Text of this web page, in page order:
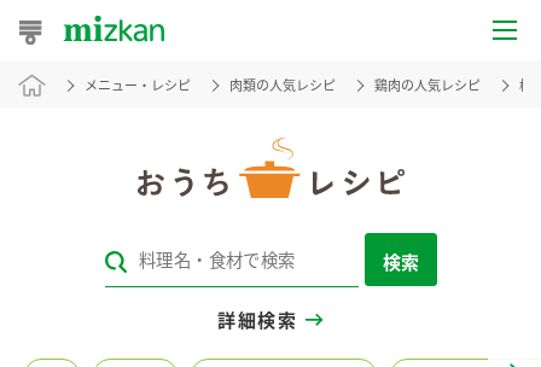
おうちレシピ
レシピカテゴリ一覧
メニュー・レシピ 肉類の人気レシピ 鶏肉の人気レシピ 梅
検索
詳細検索